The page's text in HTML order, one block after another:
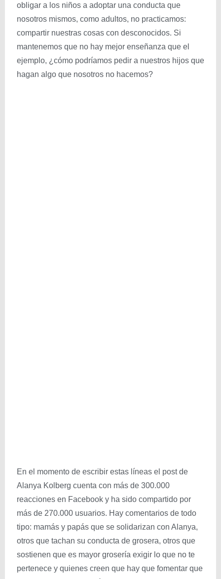
obligar a los niños a adoptar una conducta que
nosotros mismos, como adultos, no practicamos:
compartir nuestras cosas con desconocidos. Si
mantenemos que no hay mejor enseñanza que el
ejemplo, ¿cómo podríamos pedir a nuestros hijos que
hagan algo que nosotros no hacemos?
En el momento de escribir estas líneas el post de
Alanya Kolberg cuenta con más de 300.000
reacciones en Facebook y ha sido compartido por
más de 270.000 usuarios. Hay comentarios de todo
tipo: mamás y papás que se solidarizan con Alanya,
otros que tachan su conducta de grosera, otros que
sostienen que es mayor grosería exigir lo que no te
pertenece y quienes creen que hay que fomentar que